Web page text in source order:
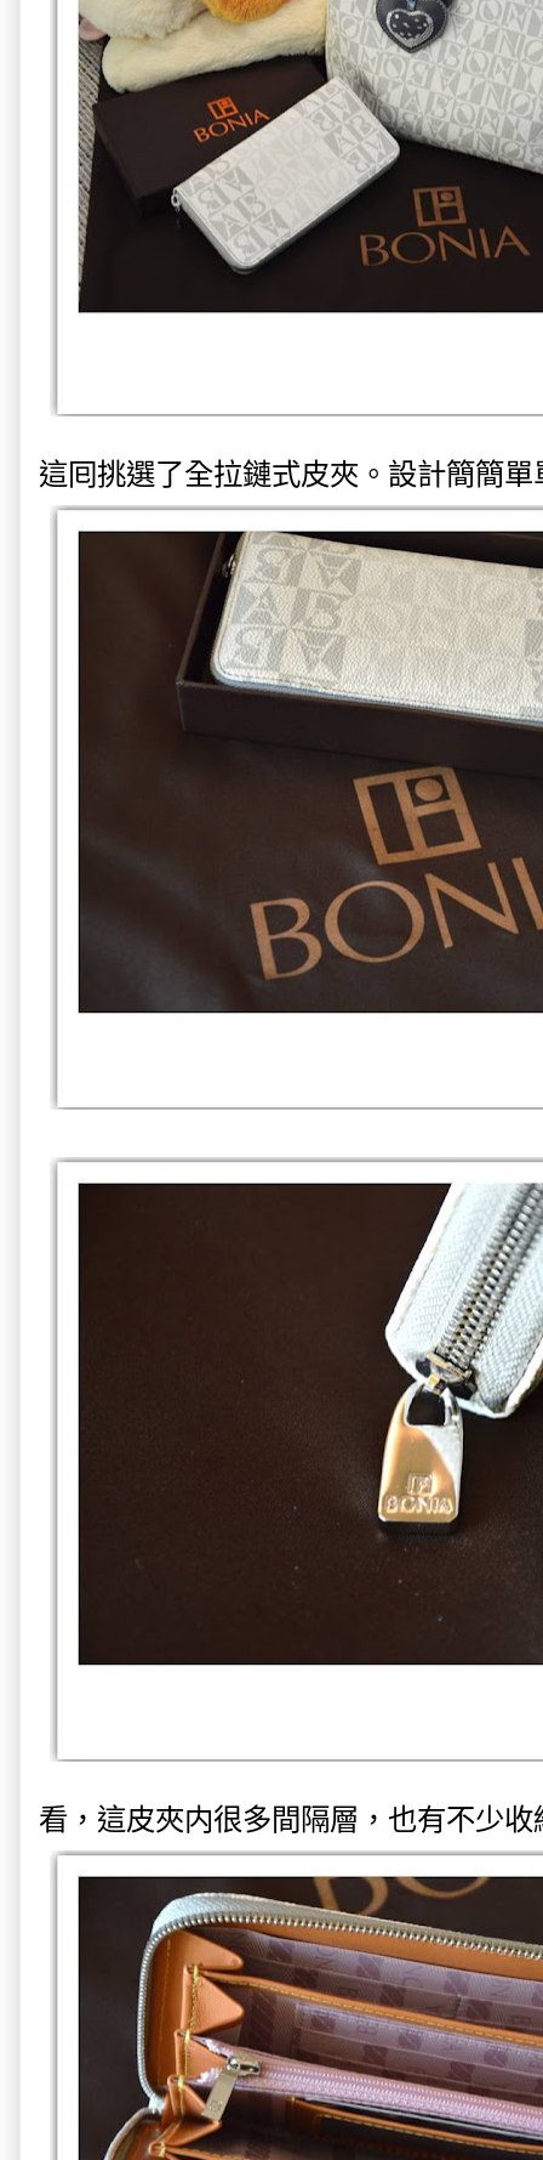
這囘挑選了全拉鏈式皮夾。設計簡簡
看，這皮夾内很多間隔層，也有不少